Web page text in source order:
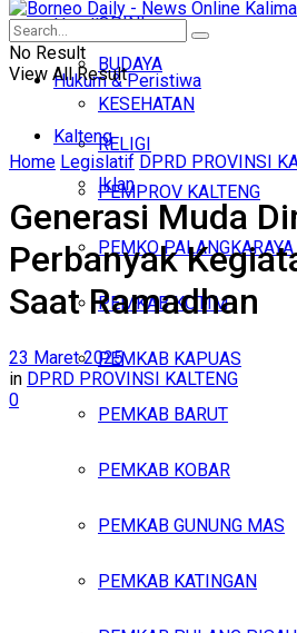
OPINI
BUDAYA
KESEHATAN
RELIGI
Iklan
Sabtu, Agustus 8, 2026
Headline
Hukum & Peristiwa
Kalteng
PEMPROV KALTENG
PEMKO PALANGKARAYA
PEMKAB KOTIM
PEMKAB KAPUAS
PEMKAB BARUT
PEMKAB KOBAR
PEMKAB GUNUNG MAS
PEMKAB KATINGAN
No Result
View All Result
Home Legislatif DPRD PROVINSI
Generasi Muda
Perbanyak
Saat Ramadhan
23 Maret 2025
in DPRD PROVINSI KALTENG
0